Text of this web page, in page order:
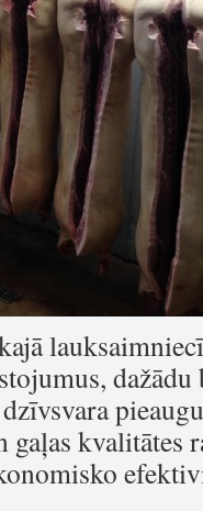
dažādu
kvalitātes